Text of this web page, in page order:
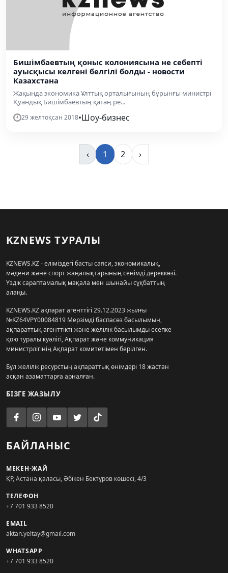
Бишімбаевтың қоныс колониясына не себепті
ауысқысы келгені белгілі болды - новости
Казахстана
Жақында экономика Ұлттық орталығының бұрынғы министрі
Қуандық Бишімбаевтың қатаң ре...
29 желтоқсан 2018•Шоу-бизнес
‹ 1 2 ›
KZNEWS ТУРАЛЫ
KZNEWS.KZ - еліміздегі басты саяси, экономикалық,
мәдени және спорт жаңалықтарының сенімді дереккөзі.
Үздік сараптамалық мақала мен шынайы сұқбаттың
алаңы.
KZNEWS.KZ ақпарат агенттігі 29.12.2023 жылғы
№KZ64VPY00084819 Мерзімді баспасөз басылымын,
ақпараттық агенттікті және желілік басылымды есепке
қою туралы куәлігі, Ақпарат және коммуникация
министрлігінің Ақпарат комитетімен берілген.
Бұл желілік ресурстың ақпараттық өнімдері 18 жастан
асқан азаматтарға арналған.
БІЗГЕ ЖАЗЫЛУ
БАЙЛАНЫС
МЕКЕН-ЖАЙ
ҚР, Астана қаласы, Әбікен Бектұров көшесі, 4/3
ТЕЛЕФОН
+7 701 933 8520
EMAIL
aktan.yeltay@gmail.com
WHATSAPP
+7 701 933 8520